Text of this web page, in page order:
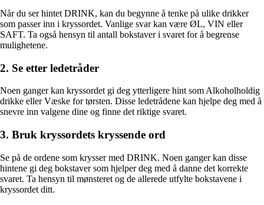
Når du ser hintet DRINK, kan du begynne å tenke på ulike drikker
som passer inn i kryssordet. Vanlige svar kan være ØL, VIN eller
SAFT. Ta også hensyn til antall bokstaver i svaret for å begrense
mulighetene.
2. Se etter ledetråder
Noen ganger kan kryssordet gi deg ytterligere hint som Alkoholholdig
drikke eller Væske for tørsten. Disse ledetrådene kan hjelpe deg med å
snevre inn valgene dine og finne det riktige svaret.
3. Bruk kryssordets kryssende ord
Se på de ordene som krysser med DRINK. Noen ganger kan disse
hintene gi deg bokstaver som hjelper deg med å danne det korrekte
svaret. Ta hensyn til mønsteret og de allerede utfylte bokstavene i
kryssordet ditt.